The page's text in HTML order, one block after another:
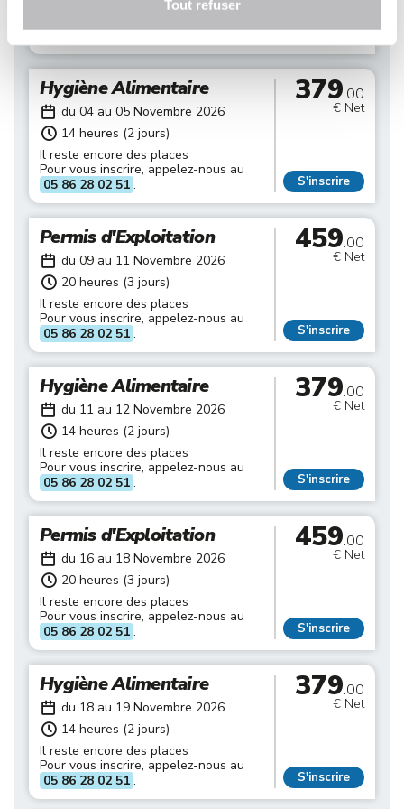
Tout refuser
Il reste encore des places
05 86 28 02 51 . S'inscrire
Hygiène Alimentaire
du 04 au 05 Novembre 2026
14 heures (2 jours)
Il reste encore des places
Pour vous inscrire, appelez-nous au
05 86 28 02 51 .
379.00
€ Net
S'inscrire
Permis d'Exploitation
du 09 au 11 Novembre 2026
20 heures (3 jours)
Il reste encore des places
Pour vous inscrire, appelez-nous au
05 86 28 02 51 .
459.00
€ Net
S'inscrire
Hygiène Alimentaire
du 11 au 12 Novembre 2026
14 heures (2 jours)
Il reste encore des places
Pour vous inscrire, appelez-nous au
05 86 28 02 51 .
379.00
€ Net
S'inscrire
Permis d'Exploitation
du 16 au 18 Novembre 2026
20 heures (3 jours)
Il reste encore des places
Pour vous inscrire, appelez-nous au
05 86 28 02 51 .
459.00
€ Net
S'inscrire
Hygiène Alimentaire
du 18 au 19 Novembre 2026
14 heures (2 jours)
Il reste encore des places
Pour vous inscrire, appelez-nous au
05 86 28 02 51 .
379.00
€ Net
S'inscrire